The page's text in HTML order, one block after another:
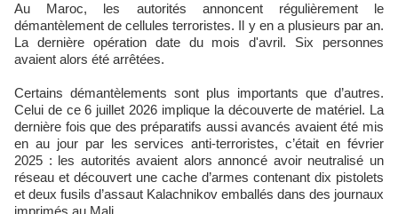
Au Maroc, les autorités annoncent régulièrement le
démantèlement de cellules terroristes. Il y en a plusieurs par an.
La dernière opération date du mois d'avril. Six personnes
avaient alors été arrêtées.
Certains démantèlements sont plus importants que d’autres.
Celui de ce 6 juillet 2026 implique la découverte de matériel. La
dernière fois que des préparatifs aussi avancés avaient été mis
en au jour par les services anti-terroristes, c’était en février
2025 : les autorités avaient alors annoncé avoir neutralisé un
réseau et découvert une cache d’armes contenant dix pistolets
et deux fusils d’assaut Kalachnikov emballés dans des journaux
imprimés au Mali.